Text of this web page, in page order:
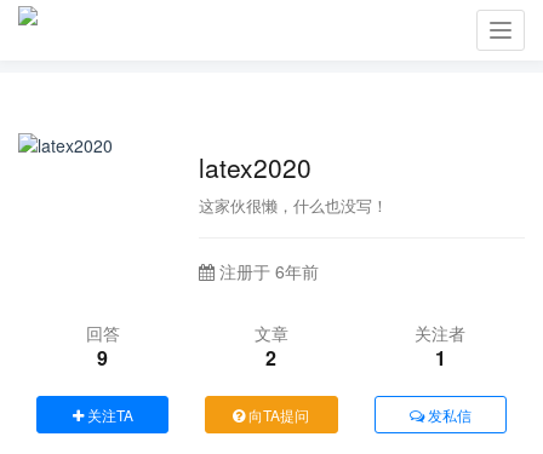
latex2020
这家伙很懒，什么也没写！
注册于 6年前
回答
9
文章
2
关注者
1
关注TA 向TA提问 发私信